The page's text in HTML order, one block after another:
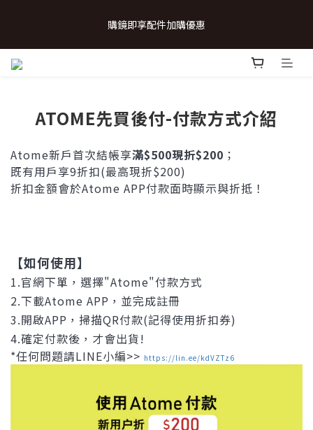
卡/情人卡(2選1)
購鏡即享配件加購優惠
💗致...特別的日子💗 | 全館任選 贈奶呼呼品牌明信片(乙張) *生日
ATOME先買後付-付款方式介紹
Atome新戶首次結帳享滿$500現折$200 ；
既有用戶享9折扣(最高現折$200)
折扣金額會於Atome APP付款面時顯示與折抵！
【如何使用】
1.官網下單，選擇"Atome"付款方式
2.下載Atome APP，並完成註冊
3.開啟APP，掃描QR付款(記得使用折扣券)
4.確定付款後，才會出貨!
*任何問題請LINE小編>> https://lin.ee/kdVZTz6